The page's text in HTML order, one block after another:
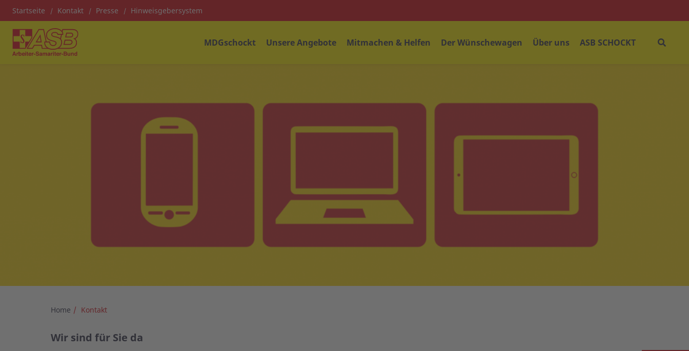
Startseite Kontakt Presse Hinweisgebersystem
MDGschockt Unsere Angebote Mitmachen & Helfen Der Wünschewagen Über uns ASB SCHOCKT
Home Kontakt
Wir sind für Sie da